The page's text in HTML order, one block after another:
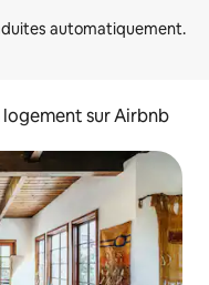
sur Airbnb